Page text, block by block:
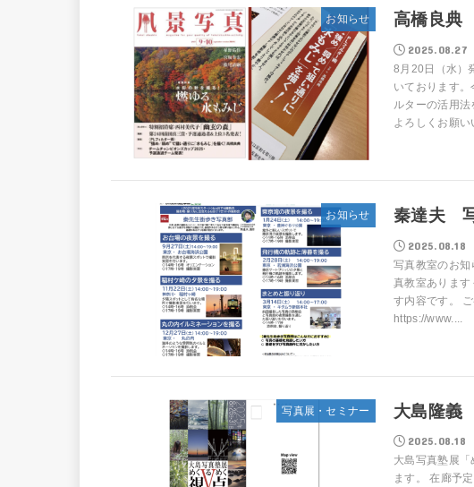
お知らせ 高橋良
2025.08.27
8月20日（水）
いております。
ルターの活用
よろしくお願い
お知らせ 秦達夫
2025.08.18
写真教室のお知
真教室あります
す内容です。
https://www....
写真展・セミナー 大島隆義
2025.08.18
大島写真塾展
ます。 在廊予